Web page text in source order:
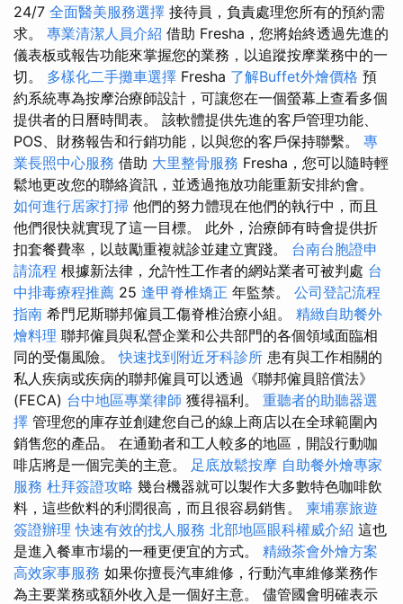
24/7 全面醫美服務選擇 接待員，負責處理您所有的預約需
求。 專業清潔人員介紹 借助 Fresha，您將始終透過先進的
儀表板或報告功能來掌握您的業務，以追蹤按摩業務中的一
切。 多樣化二手攤車選擇 Fresha 了解Buffet外燴價格 預
約系統專為按摩治療師設計，可讓您在一個螢幕上查看多個
提供者的日曆時間表。 該軟體提供先進的客戶管理功能、
POS、財務報告和行銷功能，以與您的客戶保持聯繫。 專
業長照中心服務 借助 大里整骨服務 Fresha，您可以隨時輕
鬆地更改您的聯絡資訊，並透過拖放功能重新安排約會。
如何進行居家打掃 他們的努力體現在他們的執行中，而且
他們很快就實現了這一目標。 此外，治療師有時會提供折
扣套餐費率，以鼓勵重複就診並建立實踐。 台南台胞證申
請流程 根據新法律，允許性工作者的網站業者可被判處 台
中排毒療程推薦 25 逢甲脊椎矯正 年監禁。 公司登記流程
指南 希門尼斯聯邦僱員工傷脊椎治療小組。 精緻自助餐外
燴料理 聯邦僱員與私營企業和公共部門的各個領域面臨相
同的受傷風險。快速找到附近牙科診所 患有與工作相關的
私人疾病或疾病的聯邦僱員可以透過《聯邦僱員賠償法》
(FECA) 台中地區專業律師 獲得福利。 重聽者的助聽器選
擇 管理您的庫存並創建您自己的線上商店以在全球範圍內
銷售您的產品。 在通勤者和工人較多的地區，開設行動咖
啡店將是一個完美的主意。 足底放鬆按摩 自助餐外燴專家
服務 杜拜簽證攻略 幾台機器就可以製作大多數特色咖啡飲
料，這些飲料的利潤很高，而且很容易銷售。 柬埔寨旅遊
簽證辦理 快速有效的找人服務 北部地區眼科權威介紹 這也
是進入餐車市場的一種更便宜的方式。 精緻茶會外燴方案
高效家事服務 如果你擅長汽車維修，行動汽車維修業務作
為主要業務或額外收入是一個好主意。 儘管國會明確表示